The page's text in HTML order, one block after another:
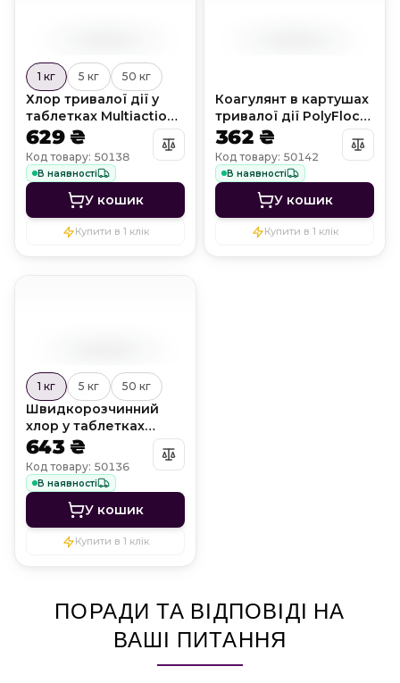
1 кг 5 кг 50 кг
Хлор тривалої дії у
таблетках Multiaction
Chlor T84 3 в 1 (200 г)
629 ₴
Код товару: 50138
В наявності
У кошик
Купити в 1 клік
Коагулянт в картушах
тривалої дії PolyFlock
T25
362 ₴
Код товару: 50142
В наявності
У кошик
Купити в 1 клік
1 кг 5 кг 50 кг
Швидкорозчинний
хлор у таблетках
Shock Chlor T60
643 ₴
Код товару: 50136
В наявності
У кошик
Купити в 1 клік
ПОРАДИ ТА ВІДПОВІДІ НА
ВАШІ ПИТАННЯ